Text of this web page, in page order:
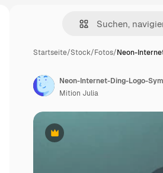
Startseite/Stock/Fotos/Neon-
Premium
Neon-Internet-Ding-Logo-
Mition Julia